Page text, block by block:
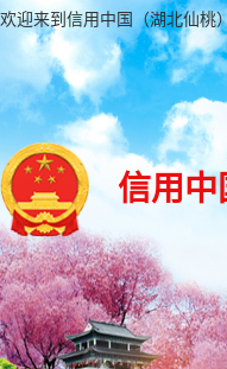
欢迎来到信用中国（湖北仙桃
信用中